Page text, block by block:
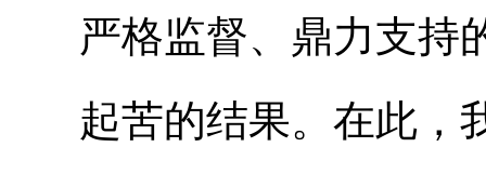
严格监督、鼎力支持
起苦的结果。在此，